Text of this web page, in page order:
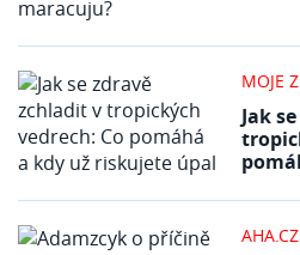
MOJE
Jak
AHA.CZ